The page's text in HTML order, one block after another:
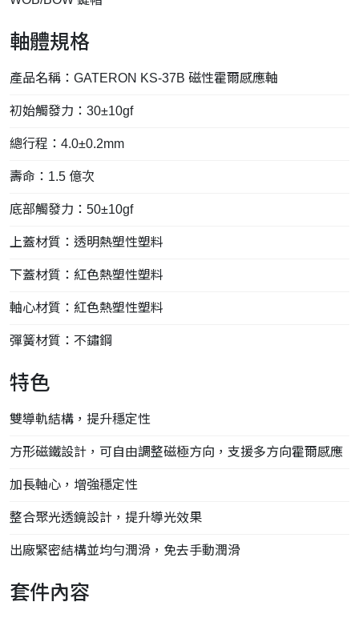
軸體規格
產品名稱：GATERON KS-37B 磁性霍爾感應軸
初始觸發力：30±10gf
總行程：4.0±0.2mm
壽命：1.5 億次
底部觸發力：50±10gf
上蓋材質：透明熱塑性塑料
下蓋材質：紅色熱塑性塑料
軸心材質：紅色熱塑性塑料
彈簧材質：不鏽鋼
特色
雙導軌結構，提升穩定性
方形磁鐵設計，可自由調整磁極方向，支援多方向霍爾感應
加長軸心，增強穩定性
整合聚光透鏡設計，提升導光效果
出廠緊密結構並均勻潤滑，免去手動潤滑
套件內容